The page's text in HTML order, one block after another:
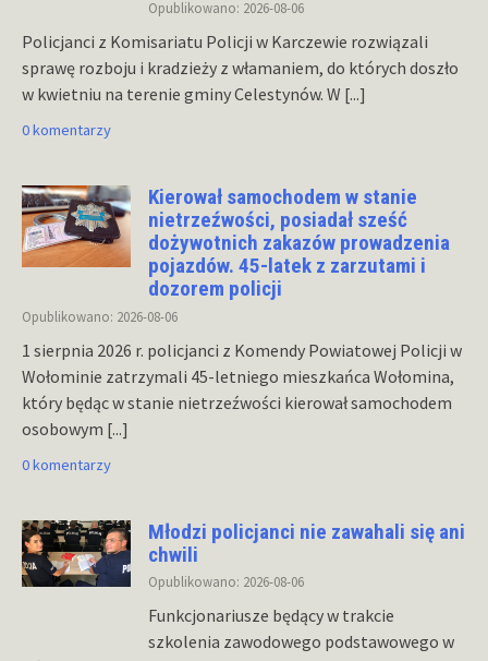
Opublikowano: 2026-08-06
Policjanci z Komisariatu Policji w Karczewie rozwiązali
sprawę rozboju i kradzieży z włamaniem, do których doszło
w kwietniu na terenie gminy Celestynów. W [...]
0 komentarzy
Kierował samochodem w stanie
nietrzeźwości, posiadał sześć
dożywotnich zakazów prowadzenia
pojazdów. 45-latek z zarzutami i
dozorem policji
Opublikowano: 2026-08-06
1 sierpnia 2026 r. policjanci z Komendy Powiatowej Policji w
Wołominie zatrzymali 45-letniego mieszkańca Wołomina,
który będąc w stanie nietrzeźwości kierował samochodem
osobowym [...]
0 komentarzy
Młodzi policjanci nie zawahali się ani
chwili
Opublikowano: 2026-08-06
Funkcjonariusze będący w trakcie
szkolenia zawodowego podstawowego w